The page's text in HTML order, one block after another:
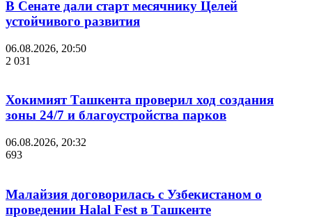
В Сенате дали старт месячнику Целей
устойчивого развития
06.08.2026, 20:50
2 031
Хокимият Ташкента проверил ход создания
зоны 24/7 и благоустройства парков
06.08.2026, 20:32
693
Малайзия договорилась с Узбекистаном о
проведении Halal Fest в Ташкенте